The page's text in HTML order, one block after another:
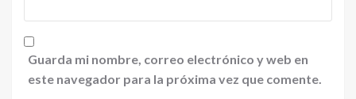
Guarda mi nombre, correo electrónico y web en
este navegador para la próxima vez que comente.